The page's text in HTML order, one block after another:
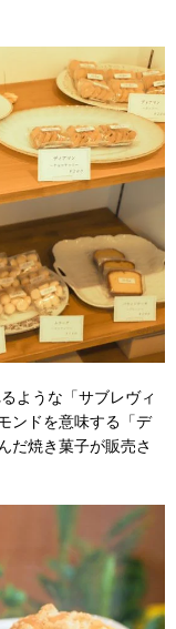
ような「サブレヴィ
ンドを意味する「デ
だ焼き菓子が販売さ